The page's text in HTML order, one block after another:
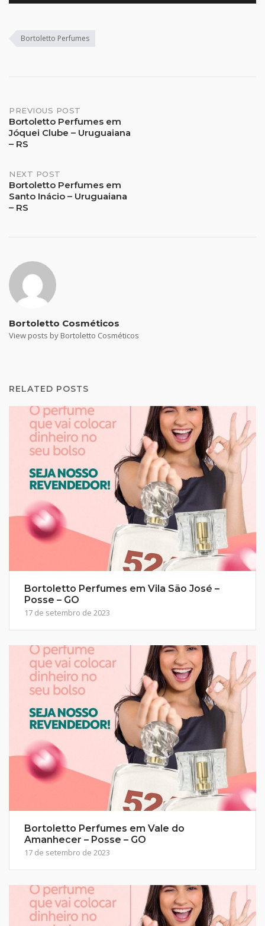
Bortoletto Perfumes
Post
navigation
PREVIOUS POST
Bortoletto Perfumes em
Jóquei Clube – Uruguaiana
– RS
NEXT POST
Bortoletto Perfumes em
Santo Inácio – Uruguaiana
– RS
Bortoletto Cosméticos
View posts by Bortoletto Cosméticos
RELATED POSTS
Bortoletto Perfumes em Vila São José –
Posse – GO
17 de setembro de 2023
Bortoletto Perfumes em Vale do
Amanhecer – Posse – GO
17 de setembro de 2023